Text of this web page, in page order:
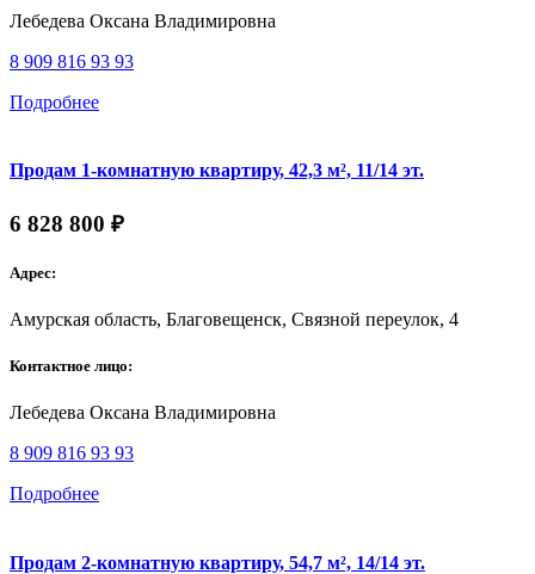
Лебедева Оксана Владимировна
8 909 816 93 93
Подробнее
Продам 1-комнатную квартиру, 42,3 м², 11/14 эт.
6 828 800 ₽
Адрес:
Амурская область, Благовещенск, Связной переулок, 4
Контактное лицо:
Лебедева Оксана Владимировна
8 909 816 93 93
Подробнее
Продам 2-комнатную квартиру, 54,7 м², 14/14 эт.